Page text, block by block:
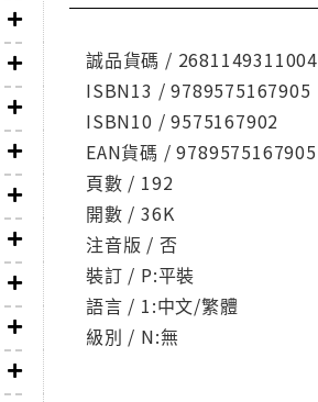
誠品貨碼 / 2681149311004
ISBN13 / 9789575167905
ISBN10 / 9575167902
EAN貨碼 / 9789575167905
頁數 / 192
開數 / 36K
注音版 / 否
裝訂 / P:平裝
語言 / 1:中文/繁體
級別 / N:無